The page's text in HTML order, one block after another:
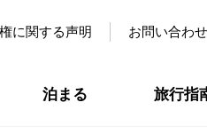
に関する声明 お問い合わせ
泊まる 旅行指